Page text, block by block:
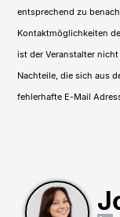
entsprechend zu
Kontaktmöglichkeiten
ist der Veranstalter
Nachteile, die sich aus
fehlerhafte E-Mail